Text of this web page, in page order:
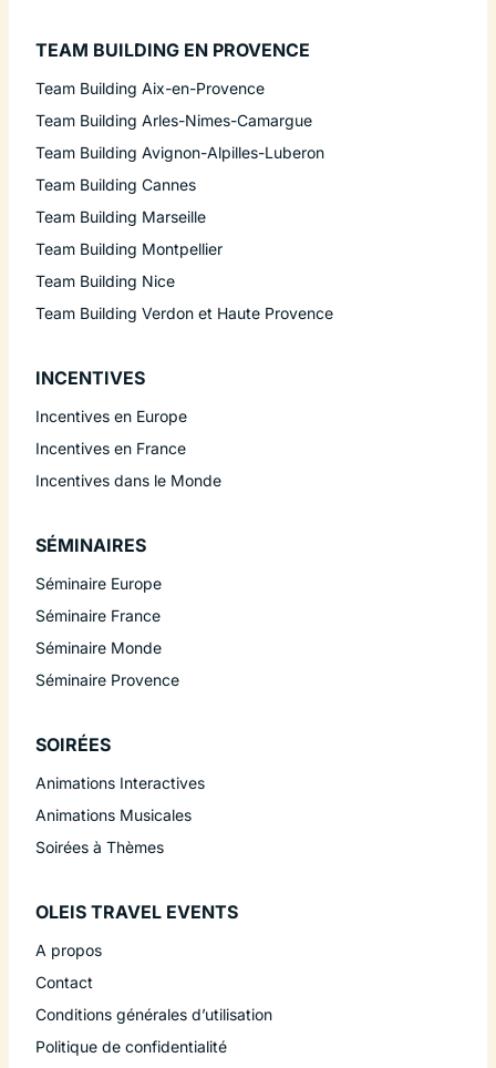
TEAM BUILDING EN PROVENCE
Team Building Aix-en-Provence
Team Building Arles-Nimes-Camargue
Team Building Avignon-Alpilles-Luberon
Team Building Cannes
Team Building Marseille
Team Building Montpellier
Team Building Nice
Team Building Verdon et Haute Provence
INCENTIVES
Incentives en Europe
Incentives en France
Incentives dans le Monde
SÉMINAIRES
Séminaire Europe
Séminaire France
Séminaire Monde
Séminaire Provence
SOIRÉES
Animations Interactives
Animations Musicales
Soirées à Thèmes
OLEIS TRAVEL EVENTS
A propos
Contact
Conditions générales d’utilisation
Politique de confidentialité